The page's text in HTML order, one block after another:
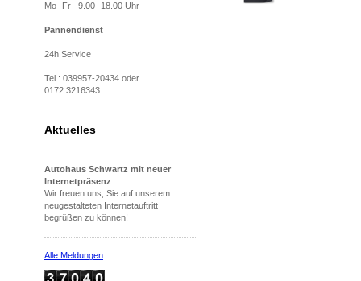
Mo- Fr 9.00- 18.00 Uhr
Pannendienst
24h Service
Tel.: 039957-20434 oder
0172 3216343
Aktuelles
Autohaus Schwartz mit neuer
Internetpräsenz
Wir freuen uns, Sie auf unserem
neugestalteten Internetauftritt
begrüßen zu können!
Alle Meldungen